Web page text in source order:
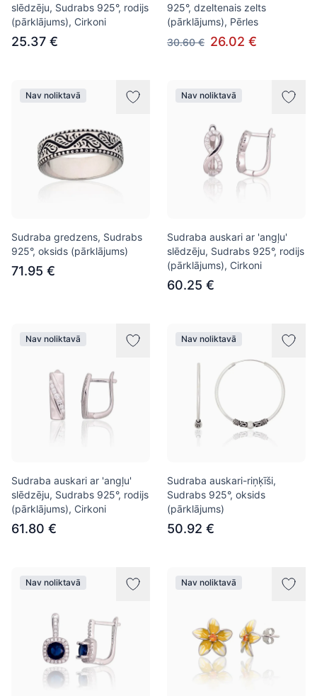
slēdzēju, Sudrabs 925°, rodijs
(pārklājums), Cirkoni
25.37 €
925°, dzeltenais zelts
(pārklājums), Pērles
30.60 € 26.02 €
Nav noliktavā
Sudraba gredzens, Sudrabs
925°, oksids (pārklājums)
71.95 €
Nav noliktavā
Sudraba auskari ar 'angļu'
slēdzēju, Sudrabs 925°, rodijs
(pārklājums), Cirkoni
60.25 €
Nav noliktavā
Sudraba auskari ar 'angļu'
slēdzēju, Sudrabs 925°, rodijs
(pārklājums), Cirkoni
61.80 €
Nav noliktavā
Sudraba auskari-riņķīši,
Sudrabs 925°, oksids
(pārklājums)
50.92 €
Nav noliktavā Nav noliktavā